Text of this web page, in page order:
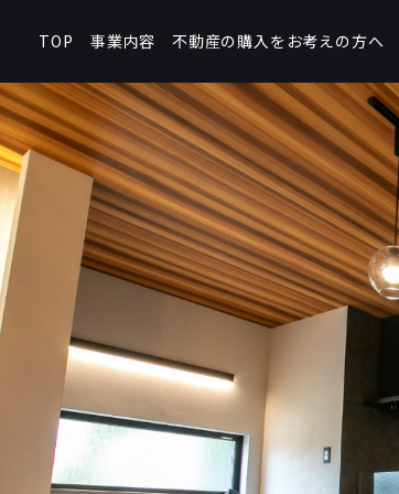
TOP 事業内容 不動産の購入をお考えの方へ